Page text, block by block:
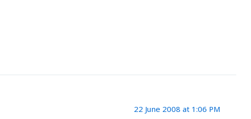
22 June 2008 at 1:06 PM